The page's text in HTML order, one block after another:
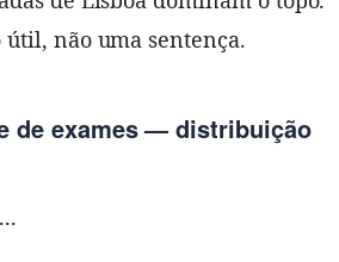
não uma sentença.
de exames — distribuição